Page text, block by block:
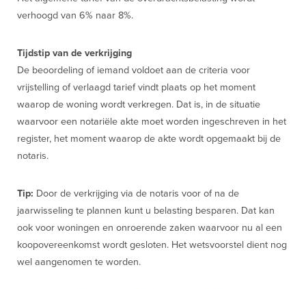
verhoogd van 6% naar 8%.
Tijdstip van de verkrijging
De beoordeling of iemand voldoet aan de criteria voor
vrijstelling of verlaagd tarief vindt plaats op het moment
waarop de woning wordt verkregen. Dat is, in de situatie
waarvoor een notariële akte moet worden ingeschreven in het
register, het moment waarop de akte wordt opgemaakt bij de
notaris.
Tip: Door de verkrijging via de notaris voor of na de
jaarwisseling te plannen kunt u belasting besparen. Dat kan
ook voor woningen en onroerende zaken waarvoor nu al een
koopovereenkomst wordt gesloten. Het wetsvoorstel dient nog
wel aangenomen te worden.